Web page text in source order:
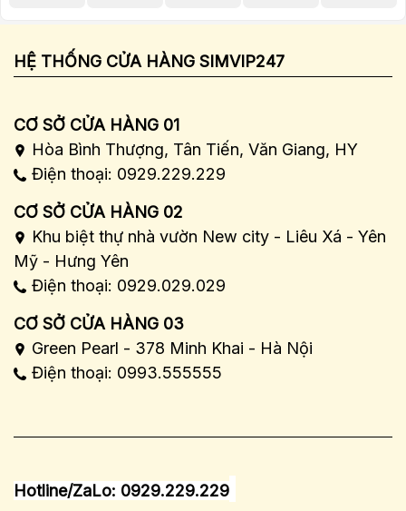
HỆ THỐNG CỬA HÀNG SIMVIP247
CƠ SỞ CỬA HÀNG 01
Hòa Bình Thượng, Tân Tiến, Văn Giang, HY
Điện thoại: 0929.229.229
CƠ SỞ CỬA HÀNG 02
Khu biệt thự nhà vườn New city - Liêu Xá - Yên
Mỹ - Hưng Yên
Điện thoại: 0929.029.029
CƠ SỞ CỬA HÀNG 03
Green Pearl - 378 Minh Khai - Hà Nội
Điện thoại: 0993.555555
Hotline/ZaLo: 0929.229.229